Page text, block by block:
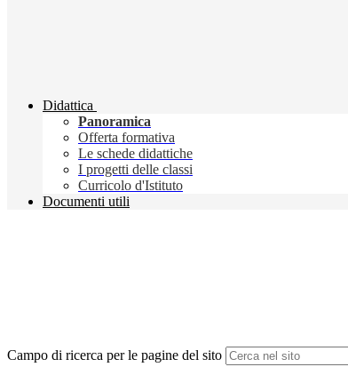
Didattica
Panoramica
Offerta formativa
Le schede didattiche
I progetti delle classi
Curricolo d'Istituto
Documenti utili
Campo di ricerca per le pagine del sito